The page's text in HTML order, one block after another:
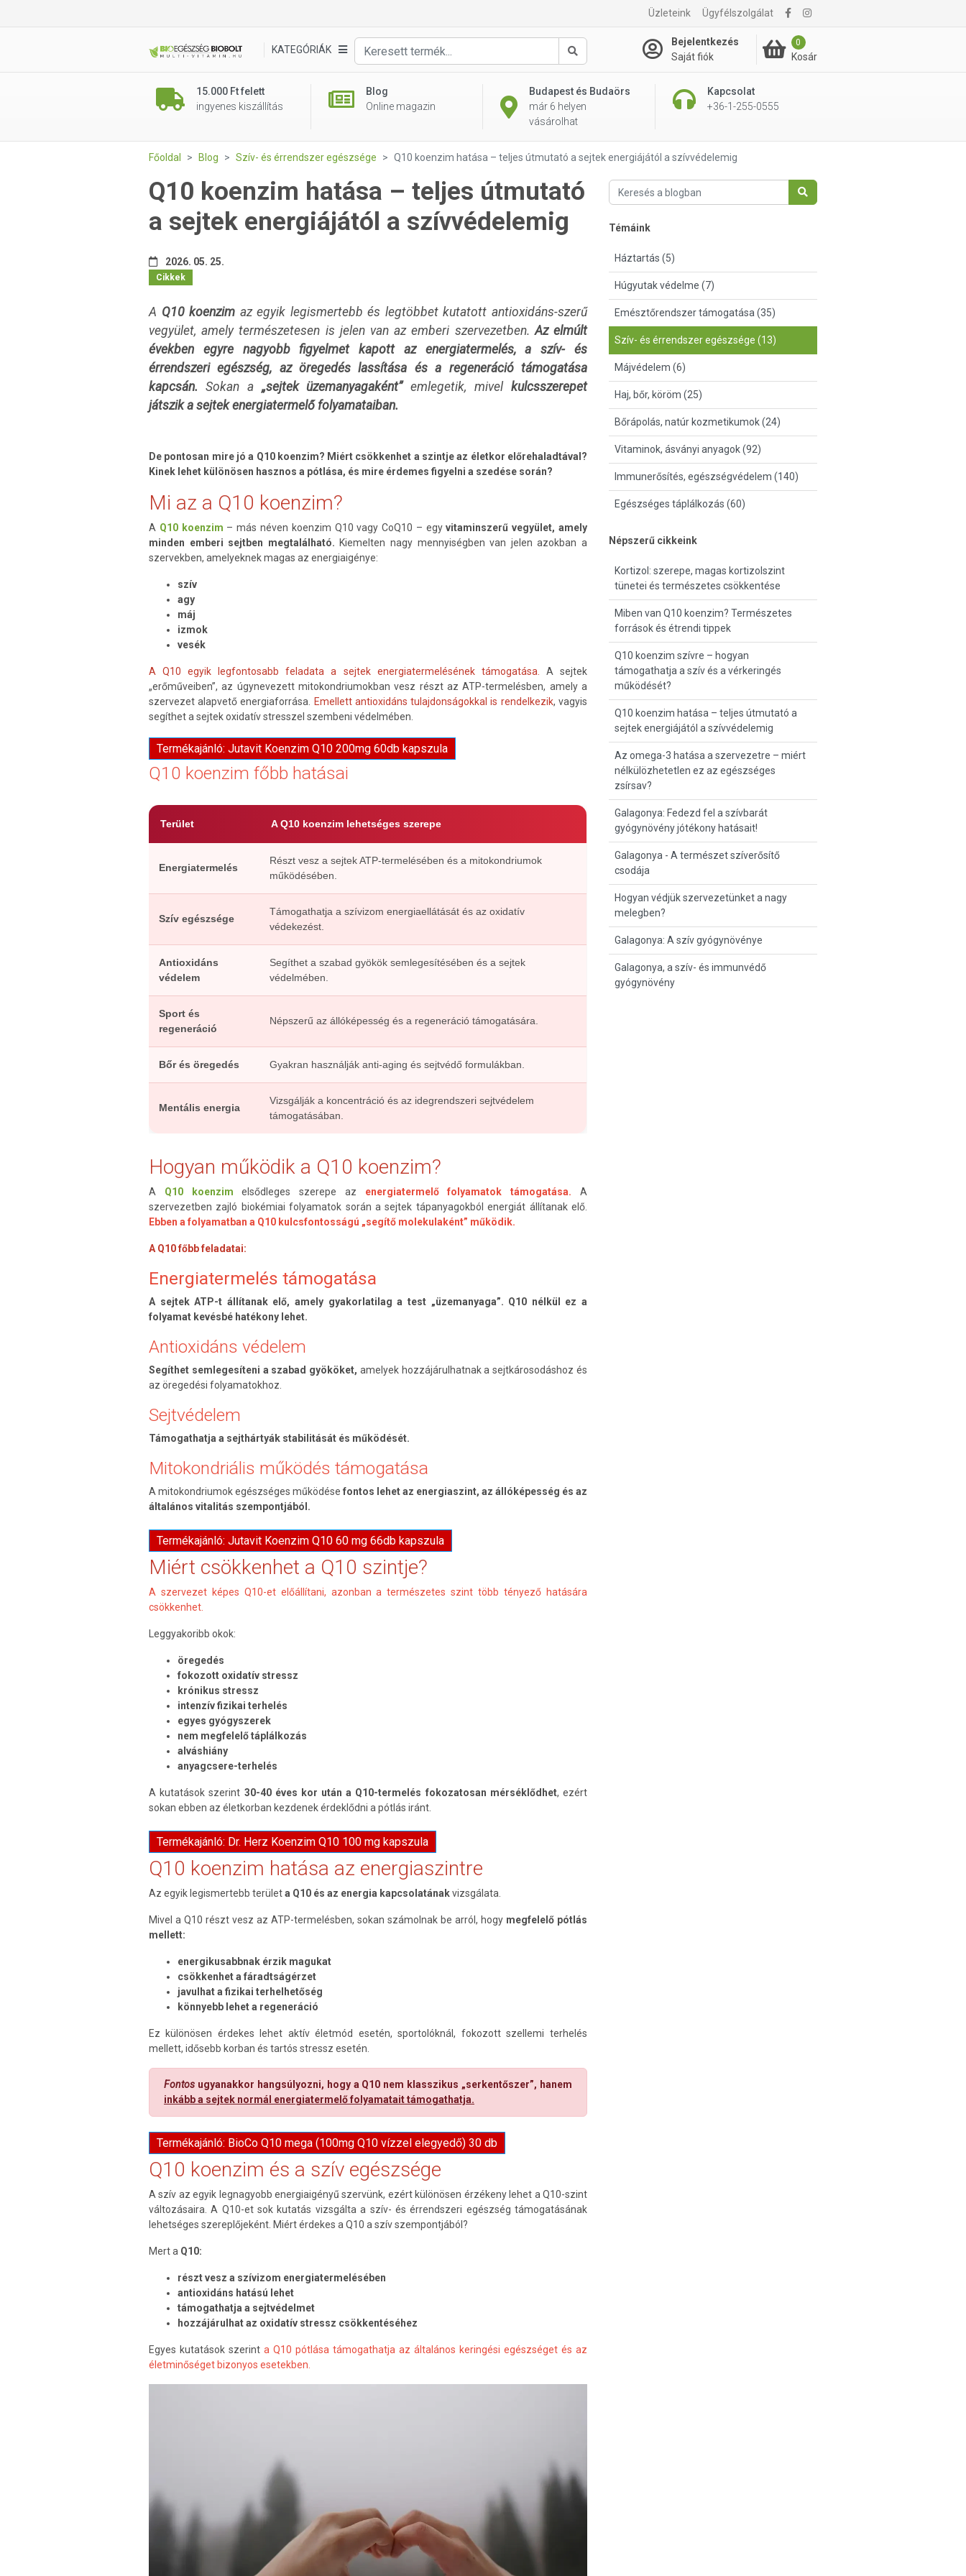
Üzleteink Ügyfélszolgálat
KATEGÓRIÁK
Keresés
Bejelentkezés
Saját fiók
0
Kosár
15.000 Ft felett
ingyenes kiszállítás
Blog
Online magazin
Budapest és Budaörs
már 6 helyen
vásárolhat
Kapcsolat
+36-1-255-0555
Főoldal Blog Szív- és érrendszer egészsége Q10 koenzim hatása – teljes útmutató a sejtek energiájától a szívvédelemig
Q10 koenzim hatása – teljes útmutató
a sejtek energiájától a szívvédelemig
2026. 05. 25.
Cikkek
A Q10 koenzim az egyik legismertebb és legtöbbet kutatott antioxidáns-szerű
vegyület, amely természetesen is jelen van az emberi szervezetben.Az elmúlt
években egyre nagyobb figyelmet kapott az energiatermelés, a szív- és
érrendszeri egészség, az öregedés lassítása és a regeneráció támogatása
kapcsán. Sokan a „sejtek üzemanyagaként”emlegetik, mivelkulcsszerepet
játszik a sejtek energiatermelő folyamataiban.
De pontosan mire jó a Q10 koenzim? Miért csökkenhet a szintje az életkor előrehaladtával?
Kinek lehet különösen hasznos a pótlása, és mire érdemes figyelni a szedése során?
Mi az a Q10 koenzim?
A Q10 koenzim – más néven koenzim Q10 vagy CoQ10 – egyvitaminszerű vegyület, amely
minden emberi sejtben megtalálható. Kiemelten nagy mennyiségben van jelen azokban a
szervekben, amelyeknek magas az energiaigénye:
szív
agy
máj
izmok
vesék
A Q10 egyik legfontosabb feladata a sejtek energiatermelésének támogatása.
A sejtek
„erőműveiben”, az úgynevezett mitokondriumokban vesz részt az ATP-termelésben, amely a
szervezet alapvető energiaforrása.
Emellett antioxidáns tulajdonságokkal is rendelkezik, vagyis
segíthet a sejtek oxidatív stresszel szembeni védelmében.
Termékajánló: Jutavit Koenzim Q10 200mg 60db kapszula
Q10 koenzim főbb hatásai
Terület A Q10 koenzim lehetséges szerepe
Energiatermelés
Részt vesz a sejtek ATP-termelésében és a mitokondriumok
működésében.
Szív egészsége
Támogathatja a szívizom energiaellátását és az oxidatív
védekezést.
Antioxidáns
védelem
Segíthet a szabad gyökök semlegesítésében és a sejtek
védelmében.
Sport és
regeneráció
Népszerű az állóképesség és a regeneráció támogatására.
Bőr és öregedés Gyakran használják anti-aging és sejtvédő formulákban.
Mentális energia
Vizsgálják a koncentráció és az idegrendszeri sejtvédelem
támogatásában.
Hogyan működik a Q10 koenzim?
A Q10 koenzim elsődleges szerepe az energiatermelő folyamatok támogatása. A
szervezetben zajló biokémiai folyamatok során a sejtek tápanyagokból energiát állítanak elő.
Ebben a folyamatban a Q10 kulcsfontosságú „segítő molekulaként” működik.
A Q10 főbb feladatai:
Energiatermelés támogatása
A sejtek ATP-t állítanak elő, amely gyakorlatilag a test „üzemanyaga”. Q10 nélkül ez a
folyamat kevésbé hatékony lehet.
Antioxidáns védelem
Segíthet semlegesíteni a szabad gyököket, amelyek hozzájárulhatnak a sejtkárosodáshoz és
az öregedési folyamatokhoz.
Sejtvédelem
Támogathatja a sejthártyák stabilitását és működését.
Mitokondriális működés támogatása
A mitokondriumok egészséges működése fontos lehet az energiaszint, az állóképesség és az
általános vitalitás szempontjából.
Termékajánló: Jutavit Koenzim Q10 60 mg 66db kapszula
Miért csökkenhet a Q10 szintje?
A szervezet képes Q10-et előállítani, azonban a természetes szint több tényező hatására
csökkenhet.
Leggyakoribb okok:
öregedés
fokozott oxidatív stressz
krónikus stressz
intenzív fizikai terhelés
egyes gyógyszerek
nem megfelelő táplálkozás
alváshiány
anyagcsere-terhelés
A kutatások szerint 30-40 éves kor után a Q10-termelés fokozatosan mérséklődhet, ezért
sokan ebben az életkorban kezdenek érdeklődni a pótlás iránt.
Termékajánló: Dr. Herz Koenzim Q10 100 mg kapszula
Q10 koenzim hatása az energiaszintre
Az egyik legismertebb területa Q10 és az energia kapcsolatánakvizsgálata.
Mivel a Q10 részt vesz az ATP-termelésben, sokan számolnak be arról, hogy megfelelő pótlás
mellett:
energikusabbnak érzik magukat
csökkenhet a fáradtságérzet
javulhat a fizikai terhelhetőség
könnyebb lehet a regeneráció
Ez különösen érdekes lehet aktív életmód esetén, sportolóknál, fokozott szellemi terhelés
mellett, idősebb korban és tartós stressz esetén.
Fontos ugyanakkor hangsúlyozni, hogy a Q10 nem klasszikus „serkentőszer”, hanem
inkább a sejtek normál energiatermelő folyamatait támogathatja.
Termékajánló: BioCo Q10 mega (100mg Q10 vízzel elegyedő) 30 db
Q10 koenzim és a szív egészsége
A szív az egyik legnagyobb energiaigényű szervünk, ezért különösen érzékeny lehet a Q10-szint
változásaira. A Q10-et sok kutatás vizsgálta a szív- és érrendszeri egészség támogatásának
lehetséges szereplőjeként. Miért érdekes a Q10 a szív szempontjából?
Mert a Q10:
részt vesz a szívizom energiatermelésében
antioxidáns hatású lehet
támogathatja a sejtvédelmet
hozzájárulhat az oxidatív stressz csökkentéséhez
Egyes kutatások szerint a Q10 pótlása támogathatja az általános keringési egészséget és az
életminőséget bizonyos esetekben.
Témáink
Háztartás (5)
Húgyutak védelme (7)
Emésztőrendszer támogatása (35)
Szív- és érrendszer egészsége (13)
Májvédelem (6)
Haj, bőr, köröm (25)
Bőrápolás, natúr kozmetikumok (24)
Vitaminok, ásványi anyagok (92)
Immunerősítés, egészségvédelem (140)
Egészséges táplálkozás (60)
Népszerű cikkeink
Kortizol: szerepe, magas kortizolszint
tünetei és természetes csökkentése
Miben van Q10 koenzim? Természetes
források és étrendi tippek
Q10 koenzim szívre – hogyan
támogathatja a szív és a vérkeringés
működését?
Q10 koenzim hatása – teljes útmutató a
sejtek energiájától a szívvédelemig
Az omega-3 hatása a szervezetre – miért
nélkülözhetetlen ez az egészséges
zsírsav?
Galagonya: Fedezd fel a szívbarát
gyógynövény jótékony hatásait!
Galagonya - A természet szíverősítő
csodája
Hogyan védjük szervezetünket a nagy
melegben?
Galagonya: A szív gyógynövénye
Galagonya, a szív- és immunvédő
gyógynövény